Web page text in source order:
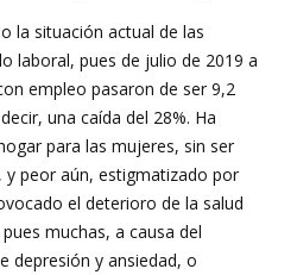
la situación actual de las
laboral, pues de julio de 2019 a
empleo pasaron de ser 9,2
una caída del 28%. Ha
para las mujeres, sin ser
peor aún, estigmatizado por
el deterioro de la salud
muchas, a causa del
depresión y ansiedad, o